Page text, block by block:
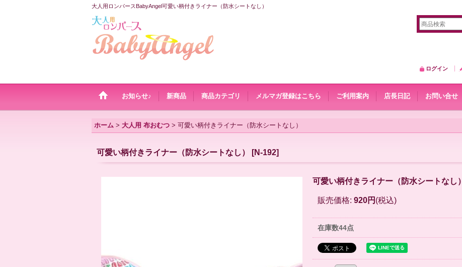
大人用ロンパースBabyAngel可愛い柄付きライナー（防水シートなし）
ログイン
お知らせ♪ 新商品 商品カテゴリ メルマガ登録はこちら ご利用案内 店長日記 お問い合せ
ホーム > 大人用 布おむつ > 可愛い柄付きライナー（防水シートなし）
可愛い柄付きライナー（防水シートなし） [N-192]
可愛い柄付きライナー（防水シートなし）
販売価格: 920円 (税込)
在庫数44点